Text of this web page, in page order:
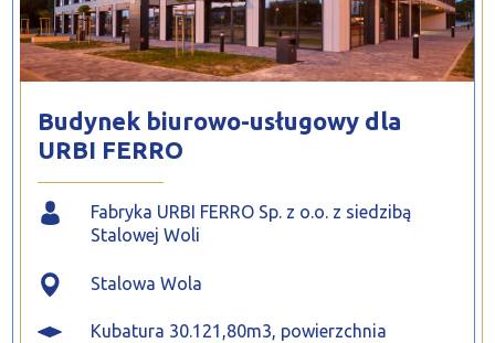
Budynek biurowo-usługowy dla
URBI FERRO
Fabryka URBI FERRO Sp. z o.o. z siedzibą
Stalowej Woli
Stalowa Wola
Kubatura 30.121,80m3, powierzchnia